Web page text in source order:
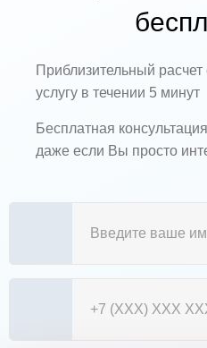
Приблизительный
услугу в течении 5 минут
Бесплатная
даже если Вы просто